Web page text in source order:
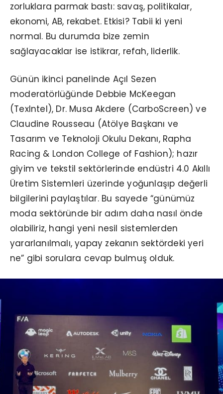
zorluklara parmak bastı: savaş, politikalar,
ekonomi, AB, rekabet. Etkisi? Tabii ki yeni
normal. Bu durumda bize zemin
sağlayacaklar ise istikrar, refah, liderlik.
Günün ikinci panelinde Açıl Sezen
moderatörlüğünde Debbie McKeegan
(TexIntel), Dr. Musa Akdere (CarboScreen) ve
Claudine Rousseau (Atölye Başkanı ve
Tasarım ve Teknoloji Okulu Dekanı, Rapha
Racing & London College of Fashion); hazır
giyim ve tekstil sektörlerinde endüstri 4.0 Akıllı
Üretim Sistemleri üzerinde yoğunlaşıp değerli
bilgilerini paylaştılar. Bu sayede “günümüz
moda sektöründe bir adım daha nasıl önde
olabiliriz, hangi yeni nesil sistemlerden
yararlanılmalı, yapay zekanın sektördeki yeri
ne” gibi sorulara cevap bulmuş olduk.